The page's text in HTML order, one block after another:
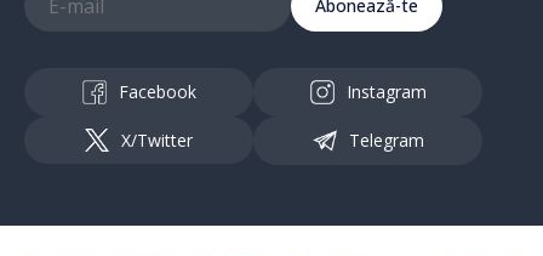
Abonează-te
Facebook Instagram
X/Twitter Telegram